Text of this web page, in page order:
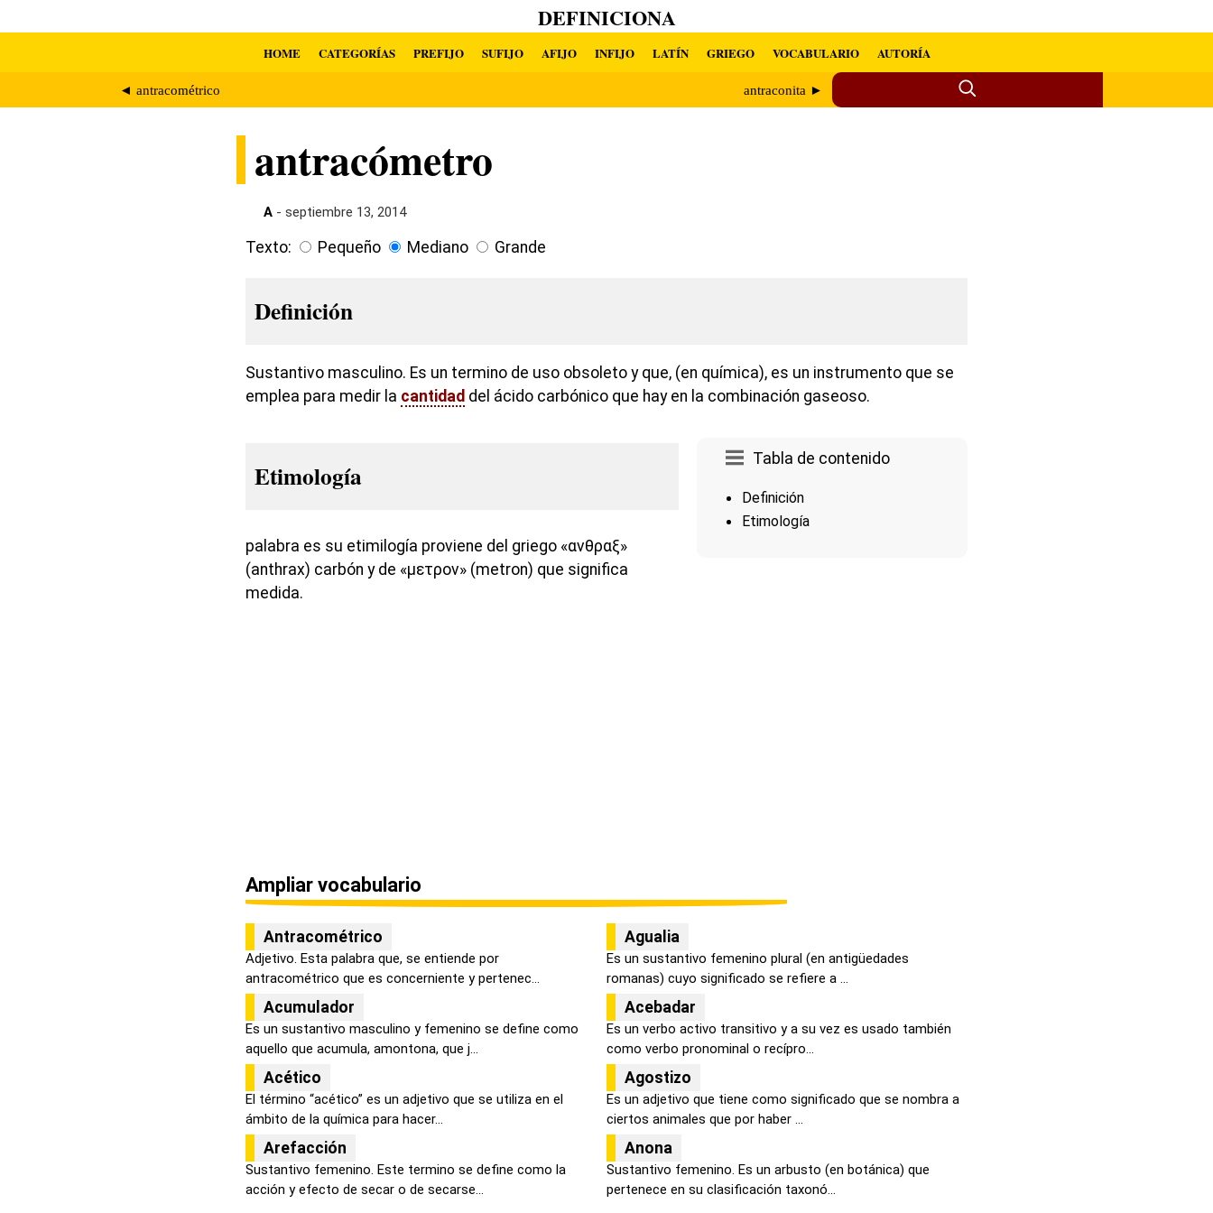
DEFINICIONA
HOME CATEGORÍAS PREFIJO SUFIJO AFIJO INFIJO LATÍN GRIEGO VOCABULARIO AUTORÍA
◄ antracométrico antraconita ►
antracómetro
A - septiembre 13, 2014
Texto: Pequeño Mediano Grande
Definición
Sustantivo masculino. Es un termino de uso obsoleto y que, (en química), es un instrumento que se
emplea para medir la cantidad del ácido carbónico que hay en la combinación gaseoso.
Tabla de contenido
Definición
Etimología
Etimología
palabra es su etimilogía proviene del griego «ανθραξ»
(anthrax) carbón y de «μετρον» (metron) que significa
medida.
Ampliar vocabulario
Antracométrico
Adjetivo. Esta palabra que, se entiende por
antracométrico que es concerniente y pertenec...
Agualia
Es un sustantivo femenino plural (en antigüedades
romanas) cuyo significado se refiere a ...
Acumulador
Es un sustantivo masculino y femenino se define como
aquello que acumula, amontona, que j...
Acebadar
Es un verbo activo transitivo y a su vez es usado también
como verbo pronominal o recípro...
Acético
El término “acético” es un adjetivo que se utiliza en el
ámbito de la química para hacer...
Agostizo
Es un adjetivo que tiene como significado que se nombra a
ciertos animales que por haber ...
Arefacción
Sustantivo femenino. Este termino se define como la
acción y efecto de secar o de secarse...
Anona
Sustantivo femenino. Es un arbusto (en botánica) que
pertenece en su clasificación taxonó...